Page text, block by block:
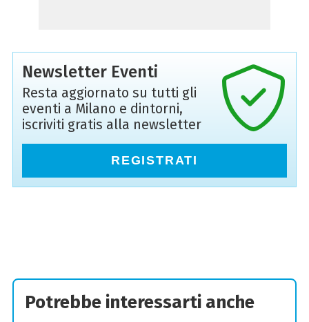
Newsletter Eventi
Resta aggiornato su tutti gli
eventi a Milano e dintorni,
iscriviti gratis alla newsletter
REGISTRATI
Potrebbe interessarti anche